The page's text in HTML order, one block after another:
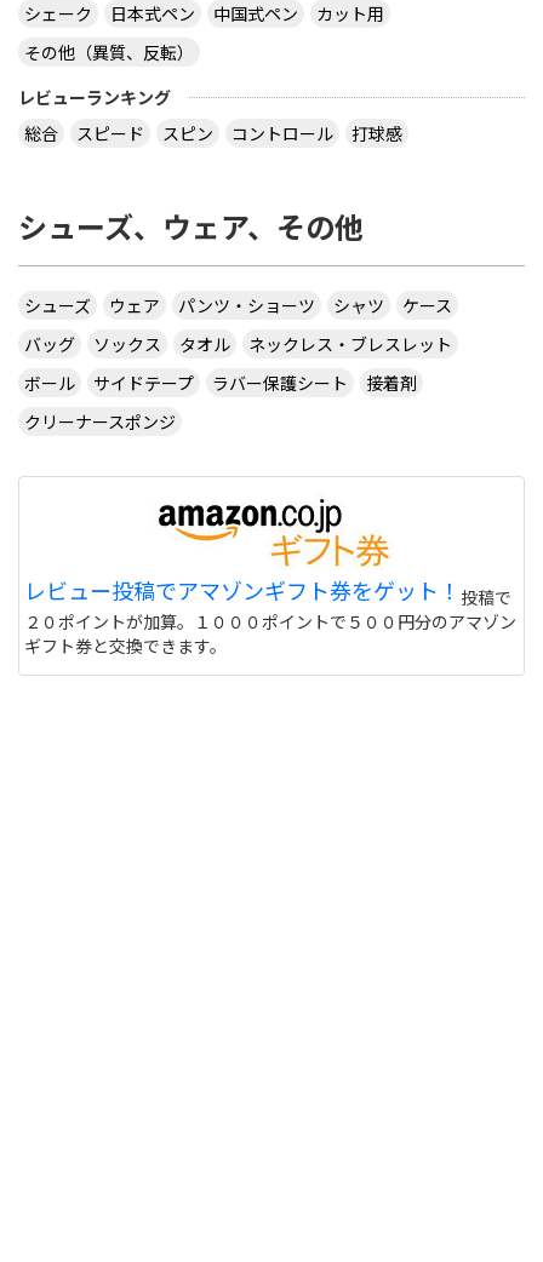
シェーク
日本式ペン 中国式ペン
カット用
その他（異質、反転）
レビューランキング
総合
スピード スピン コントロール 打球感
シューズ、ウェア、その他
シューズ ウェア パンツ・ショーツ シャツ
ケース
バッグ
ソックス タオル
ネックレス・ブレスレット
ボール
サイドテープ ラバー保護シート
接着剤
クリーナースポンジ
レビュー投稿でアマゾンギフト券をゲット！ 投稿で
２０ポイントが加算。１０００ポイントで５００円分のアマゾン
ギフト券と交換できます。